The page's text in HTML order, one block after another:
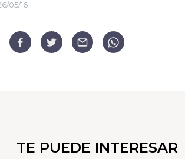
05/16
TE PUEDE INTERESAR